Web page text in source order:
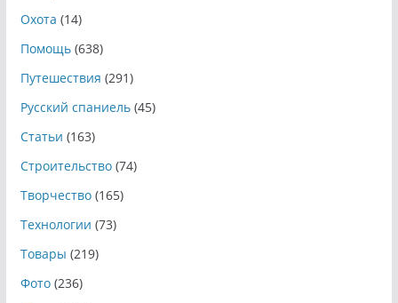
Охота (14)
Помощь(638)
Путешествия (291)
Русский спаниель(45)
Статьи (163)
Строительство(74)
Творчество(165)
Технологии (73)
Товары (219)
Фото(236)